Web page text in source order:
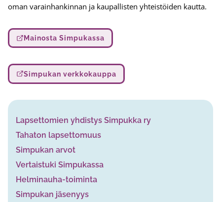
oman varainhankinnan ja kaupallisten yhteistöiden kautta.
Mainosta Simpukassa
Simpukan verkkokauppa
Lapsettomien yhdistys Simpukka ry
Tahaton lapsettomuus
Simpukan arvot
Vertaistuki Simpukassa
Helminauha-toiminta
Simpukan jäsenyys